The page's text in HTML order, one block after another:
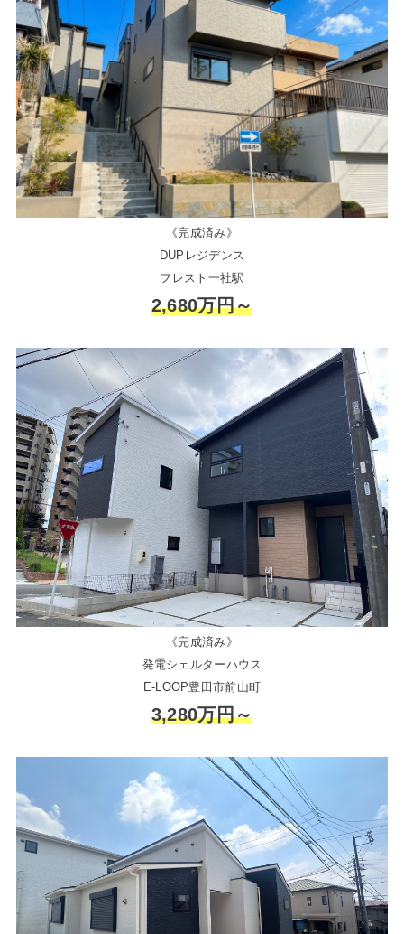
《完成済み》
DUPレジデンス
フレスト一社駅
2,680万円～
《完成済み》
発電シェルターハウス
E-LOOP豊田市前山町
3,280万円～